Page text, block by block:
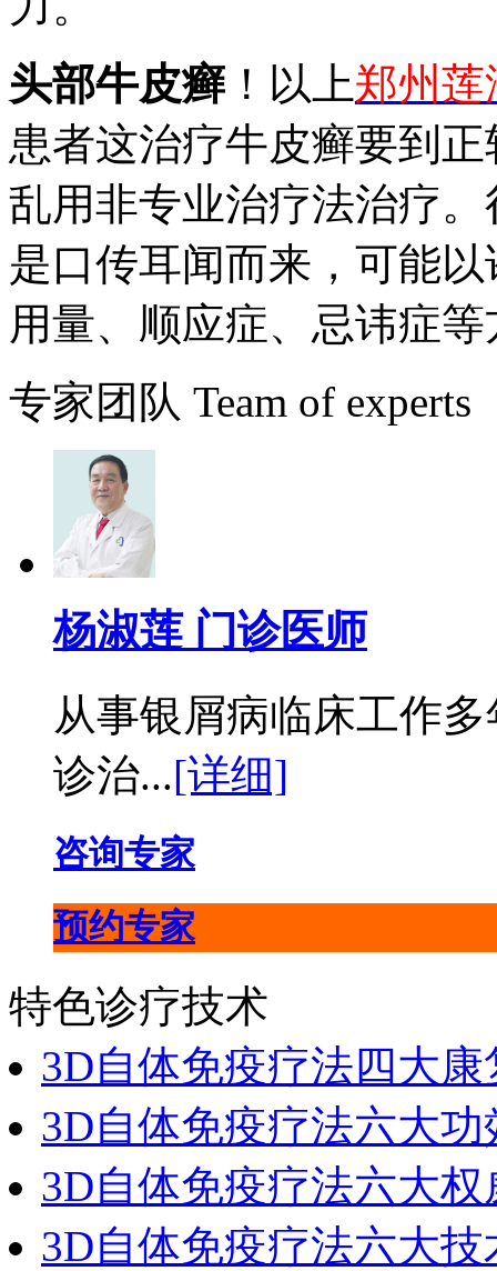
头部牛皮癣 ！以上郑州
患者这治疗牛皮癣要到
乱用非专业治疗法治疗
是口传耳闻而来，可能
用量、顺应症、忌讳症
专家团队 Team of experts
杨淑莲 门诊医师
从事银屑病临床工作
诊治...[详细]
咨询专家
预约专家
特色诊疗技术
3D自体免疫疗法四大康
3D自体免疫疗法六大功
3D自体免疫疗法六大权
3D自体免疫疗法六大技